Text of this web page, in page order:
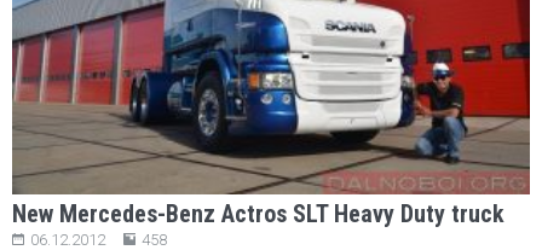
New Mercedes-Benz Actros SLT Heavy Duty truck
06.12.2012 458